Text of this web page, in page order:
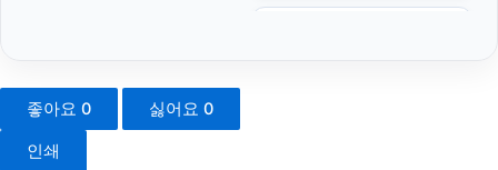
좋아요 0 싫어요 0
인쇄